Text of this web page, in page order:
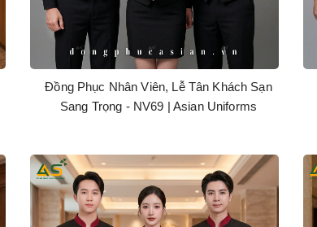
Đồng Phục Nhân Viên, Lễ Tân Khách Sạn
Sang Trọng - NV69 | Asian Uniforms